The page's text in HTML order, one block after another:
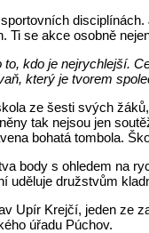
Ti se akce osobně
to, kdo je nejrychlejší.
který je tvorem
ze šesti svých
tak nejsou jen
bohatá tombola.
body s ohledem na
uděluje družstvům
Upír Krejčí, jeden ze
úřadu Púchov.